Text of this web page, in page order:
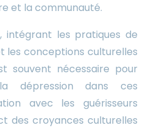
et la communauté.
intégrant les pratiques de
les conceptions culturelles
souvent nécessaire pour
dépression dans ces
avec les guérisseurs
des croyances culturelles